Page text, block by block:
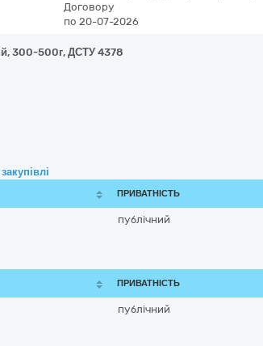
Договору
по 20-07-2026
300-500г, ДСТУ 4378
ПРИВАТНІСТЬ
публічний
ПРИВАТНІСТЬ
публічний